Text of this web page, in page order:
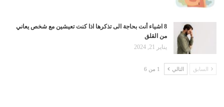
8 اشياء أنت بحاجة الى تذكرها اذا كنت تعيشين مع شخص يعاني
من القلق
يناير 21, 2024
السابق التالي 1 من 6